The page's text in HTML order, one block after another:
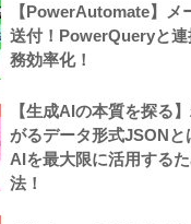
【PowerAutomate】メ
送付！PowerQueryと連
務効率化！
【生成AIの本質を探る
がるデータ形式JSONと
AIを最大限に活用する
法！